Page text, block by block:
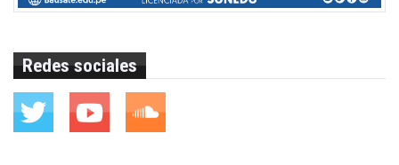
Redes sociales